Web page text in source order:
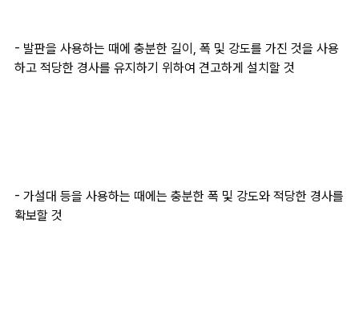
- 발판을 사용하는 때에 충분한 길이, 폭 및 강도를 가진 것을 사용
하고 적당한 경사를 유지하기 위하여 견고하게 설치할 것
- 가설대 등을 사용하는 때에는 충분한 폭 및 강도와 적당한 경사를
확보할 것